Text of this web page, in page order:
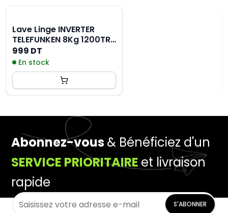
Lave Linge INVERTER
TELEFUNKEN 8Kg 1200TR
- Dark Gris
999 DT
En stock
Abonnez-vous& Bénéficiez d'un
SERVICE PRIORITAIRE et livraison
rapide
S'ABONNER